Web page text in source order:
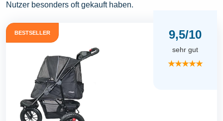
Nutzer besonders oft gekauft haben.
BESTSELLER 9,5/10
sehr gut
★★★★★